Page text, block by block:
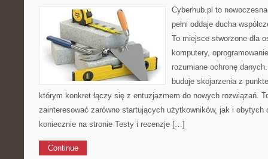
Cyberhub.pl to
pełni oddaje ducha
To miejsce stworzone dla
komputery,
rozumiane ochronę
buduje skojarzenia z
którym konkret łączy się z entuzjazmem do nowych rozwiązań.
zainteresować zarówno startujących użytkowników, jak i obytych
koniecznie na stronie Testy i recenzje […]
Continue